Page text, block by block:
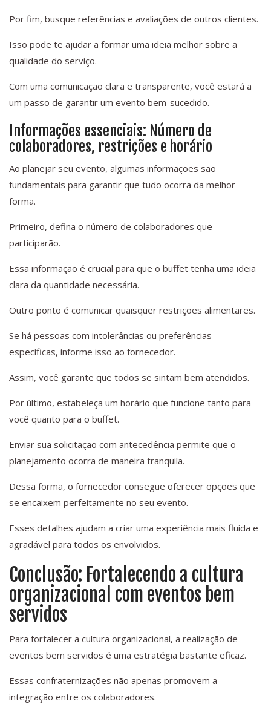
Por fim, busque referências e avaliações de outros clientes.
Isso pode te ajudar a formar uma ideia melhor sobre a
qualidade do serviço.
Com uma comunicação clara e transparente, você estará a
um passo de garantir um evento bem-sucedido.
Informações essenciais: Número de
colaboradores, restrições e horário
Ao planejar seu evento, algumas informações são
fundamentais para garantir que tudo ocorra da melhor
forma.
Primeiro, defina o número de colaboradores que
participarão.
Essa informação é crucial para que o buffet tenha uma ideia
clara da quantidade necessária.
Outro ponto é comunicar quaisquer restrições alimentares.
Se há pessoas com intolerâncias ou preferências
específicas, informe isso ao fornecedor.
Assim, você garante que todos se sintam bem atendidos.
Por último, estabeleça um horário que funcione tanto para
você quanto para o buffet.
Enviar sua solicitação com antecedência permite que o
planejamento ocorra de maneira tranquila.
Dessa forma, o fornecedor consegue oferecer opções que
se encaixem perfeitamente no seu evento.
Esses detalhes ajudam a criar uma experiência mais fluida e
agradável para todos os envolvidos.
Conclusão: Fortalecendo a cultura
organizacional com eventos bem
servidos
Para fortalecer a cultura organizacional, a realização de
eventos bem servidos é uma estratégia bastante eficaz.
Essas confraternizações não apenas promovem a
integração entre os colaboradores.